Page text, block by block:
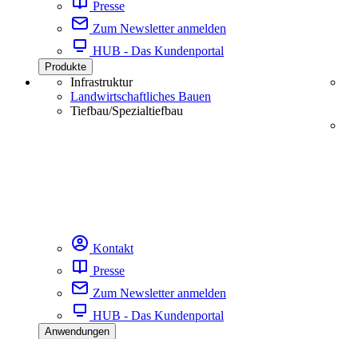
Presse
Zum Newsletter anmelden
HUB - Das Kundenportal
Produkte
Infrastruktur
Landwirtschaftliches Bauen
Tiefbau/Spezialtiefbau
Kontakt
Presse
Zum Newsletter anmelden
HUB - Das Kundenportal
Anwendungen